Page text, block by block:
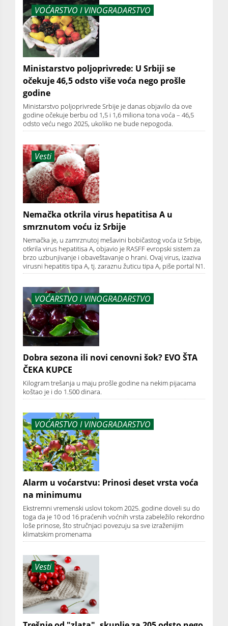
VOĆARSTVO I VINOGRADARSTVO
Ministarstvo poljoprivrede: U Srbiji se
očekuje 46,5 odsto više voća nego prošle
godine
Ministarstvo poljoprivrede Srbije je danas objavilo da ove
godine očekuje berbu od 1,5 i 1,6 miliona tona voća – 46,5
odsto veću nego 2025, ukoliko ne bude nepogoda.
Vesti
Nemačka otkrila virus hepatitisa A u
smrznutom voću iz Srbije
Nemačka je, u zamrznutoj mešavini bobičastog voća iz Srbije,
otkrila virus hepatitisa A, objavio je RASFF evropski sistem za
brzo uzbunjivanje i obaveštavanje o hrani. Ovaj virus, izaziva
virusni hepatitis tipa A, tj. zaraznu žuticu tipa A, piše portal N1.
VOĆARSTVO I VINOGRADARSTVO
Dobra sezona ili novi cenovni šok? EVO ŠTA
ČEKA KUPCE
Kilogram trešanja u maju prošle godine na nekim pijacama
koštao je i do 1.500 dinara.
VOĆARSTVO I VINOGRADARSTVO
Alarm u voćarstvu: Prinosi deset vrsta voća
na minimumu
Ekstremni vremenski uslovi tokom 2025. godine doveli su do
toga da je 10 od 16 praćenih voćnih vrsta zabeležilo rekordno
loše prinose, što stručnjaci povezuju sa sve izraženijim
klimatskim promenama
Vesti